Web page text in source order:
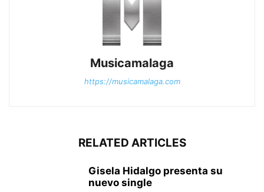
Musicamalaga
https://musicamalaga.com
RELATED ARTICLES
Gisela Hidalgo presenta su
nuevo single